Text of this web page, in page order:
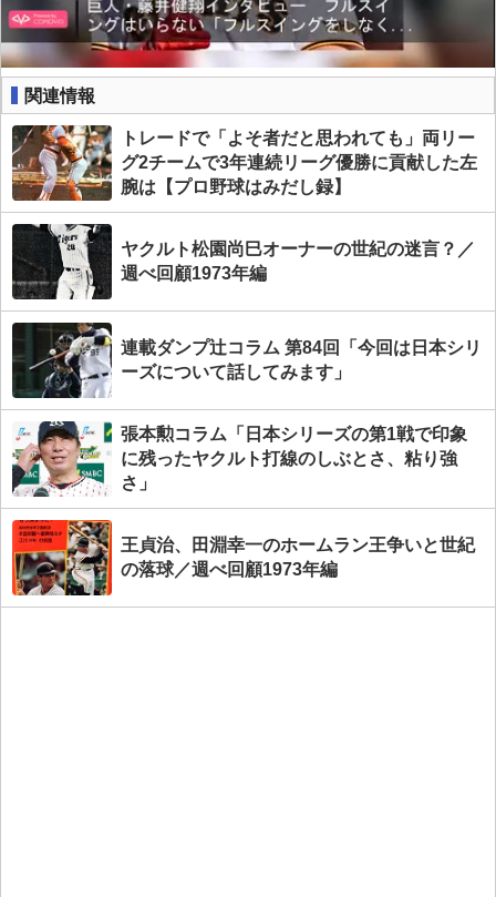
関連情報
トレードで「よそ者だと思われても」両リー
グ2チームで3年連続リーグ優勝に貢献した左
腕は【プロ野球はみだし録】
ヤクルト松園尚巳オーナーの世紀の迷言？／
週べ回顧1973年編
連載ダンプ辻コラム 第84回「今回は日本シリ
ーズについて話してみます」
張本勲コラム「日本シリーズの第1戦で印象
に残ったヤクルト打線のしぶとさ、粘り強
さ」
王貞治、田淵幸一のホームラン王争いと世紀
の落球／週べ回顧1973年編